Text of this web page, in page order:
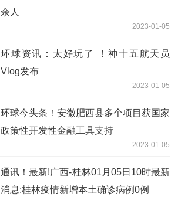
余人
2023-01-05
环球资讯：太好玩了 ！神十五航天员
Vlog发布
2023-01-05
环球今头条！安徽肥西县多个项目获国家
政策性开发性金融工具支持
2023-01-05
通讯！最新!广西-桂林01月05日10时最新
消息:桂林疫情新增本土确诊病例0例